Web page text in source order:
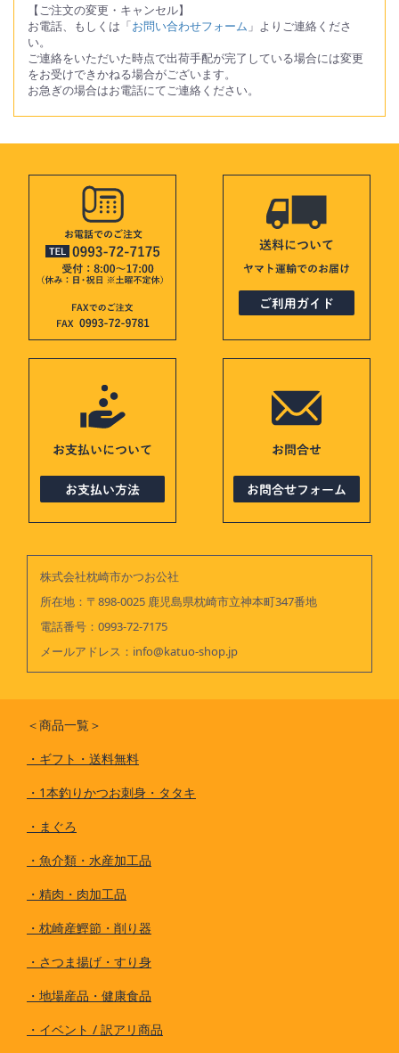
【ご注文の変更・キャンセル】
お電話、もしくは「お問い合わせフォーム 」よりご連絡くださ
い。
ご連絡をいただいた時点で出荷手配が完了している場合には変更
をお受けできかねる場合がございます。
お急ぎの場合はお電話にてご連絡ください。
株式会社枕崎市かつお公社
所在地：〒898-0025 鹿児島県枕崎市立神本町347番地
電話番号： 0993-72-7175
メールアドレス： info@katuo-shop.jp
＜商品一覧＞
・ ギフト・送料無料
・ 1本釣りかつお刺身・タタキ
・ まぐろ
・ 魚介類・水産加工品
・ 精肉・肉加工品
・ 枕崎産鰹節・削り器
・ さつま揚げ・すり身
・ 地場産品・健康食品
・ イベント / 訳アリ商品